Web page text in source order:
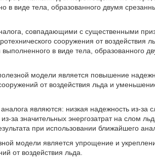
в виде тела, образованного двумя
совпадающими с существенными
сооружения от
выполненного в виде тела,
модели является повышение
от воздействия льда и
являются: низкая надежность из-за
за значительных энергозатрат на слом
при использовании ближайшего
модели является упрощение и
от воздействия льда.